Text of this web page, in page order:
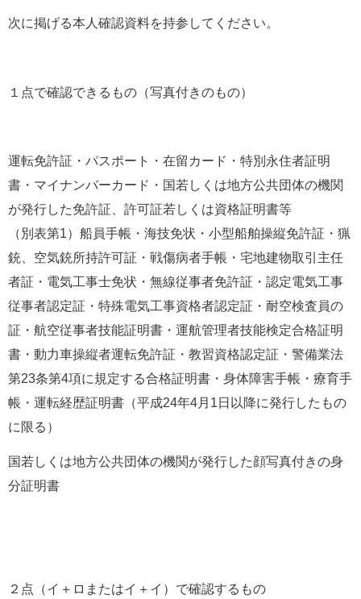
次に掲げる本人確認資料を持参してください。
１点で確認できるもの（写真付きのもの）
運転免許証・パスポート・在留カード・特別永住者証明
書・マイナンバーカード・国若しくは地方公共団体の機関
が発行した免許証、許可証若しくは資格証明書等
（別表第1）船員手帳・海技免状・小型船舶操縦免許証・猟
銃、空気銃所持許可証・戦傷病者手帳・宅地建物取引主任
者証・電気工事士免状・無線従事者免許証・認定電気工事
従事者認定証・特殊電気工事資格者認定証・耐空検査員の
証・航空従事者技能証明書・運航管理者技能検定合格証明
書・動力車操縦者運転免許証・教習資格認定証・警備業法
第23条第4項に規定する合格証明書・身体障害手帳・療育手
帳・運転経歴証明書（平成24年4月1日以降に発行したもの
に限る）
国若しくは地方公共団体の機関が発行した顔写真付きの身
分証明書
２点（イ＋ロまたはイ＋イ）で確認するもの